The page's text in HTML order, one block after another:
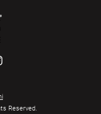
Reserved.